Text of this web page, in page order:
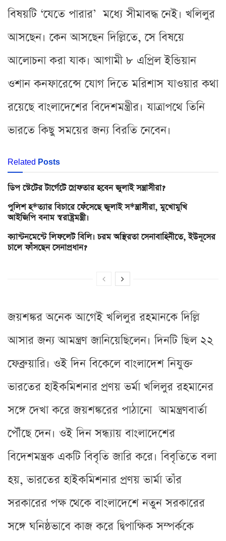
বিষয়টি ‘যেতে পারার’ মধ্যে সীমাবদ্ধ নেই। খলিলুর
আসছেন। কেন আসছেন দিল্লিতে, সে বিষয়ে
আলোচনা করা যাক। আগামী ৮ এপ্রিল ইন্ডিয়ান
ওশান কনফারেন্সে যোগ দিতে মরিশাস যাওয়ার কথা
রয়েছে বাংলাদেশের বিদেশমন্ত্রীর। যাত্রাপথে তিনি
ভারতে কিছু সময়ের জন্য বিরতি নেবেন।
Related Posts
ডিপ স্টেটের টার্গেটে গ্রেফতার হবেন জুলাই সন্ত্রাসীরা?
পুলিশ হ*ত্যার বিচারে ফেঁসেছে জুলাই স*ন্ত্রাসীরা, মুখোমুখি
আইজিপি বনাম স্বরাষ্ট্রমন্ত্রী।
ক্যান্টনমেন্টে লিফলেট বিলি। চরম অস্থিরতা সেনাবাহিনীতে, ইউনূসের
চালে ফাঁসছেন সেনাপ্রধান?
জয়শঙ্কর অনেক আগেই খলিলুর রহমানকে দিল্লি
আসার জন্য আমন্ত্রণ জানিয়েছিলেন। দিনটি ছিল ২২
ফেব্রুয়ারি। ওই দিন বিকেলে বাংলাদেশ নিযুক্ত
ভারতের হাইকমিশনার প্রণয় ভর্মা খলিলুর রহমানের
সঙ্গে দেখা করে জয়শঙ্করের পাঠানো আমন্ত্রণবার্তা
পৌঁছে দেন। ওই দিন সন্ধ্যায় বাংলাদেশের
বিদেশমন্ত্রক একটি বিবৃতি জারি করে। বিবৃতিতে বলা
হয়, ভারতের হাইকমিশনার প্রণয় ভার্মা তাঁর
সরকারের পক্ষ থেকে বাংলাদেশে নতুন সরকারের
সঙ্গে ঘনিষ্ঠভাবে কাজ করে দ্বিপাক্ষিক সম্পর্ককে